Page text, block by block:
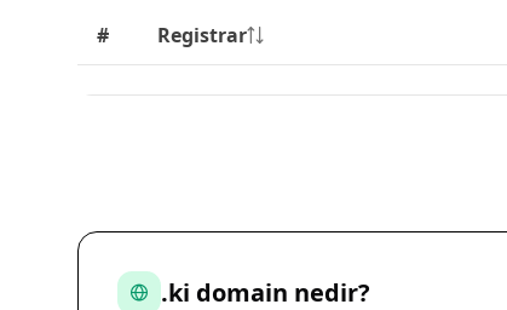
# Registrar
.ki domain nedir?